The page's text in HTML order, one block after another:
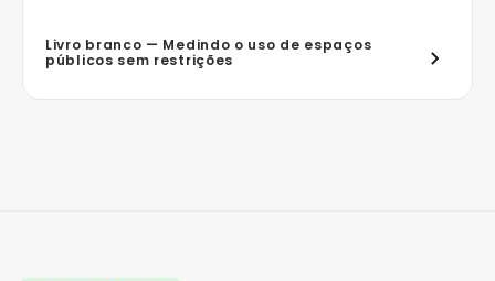
Livro branco — Medindo o uso de espaços
públicos sem restrições